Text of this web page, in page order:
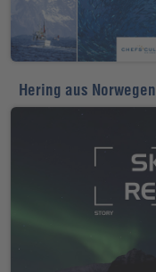
Hering aus Norwegen